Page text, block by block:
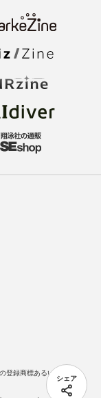
シェア
登録商標あるいは商標で